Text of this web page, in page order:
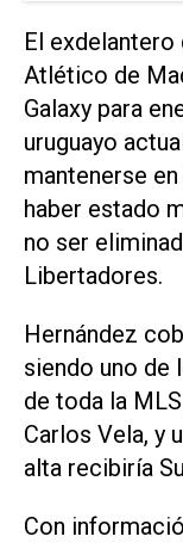
El
Atlético de
Galaxy para
uruguayo
mantenerse
haber estado
no ser
Libertadores.
Hernández
siendo uno de
de toda la
Carlos Vela, y
alta recibiría
Con